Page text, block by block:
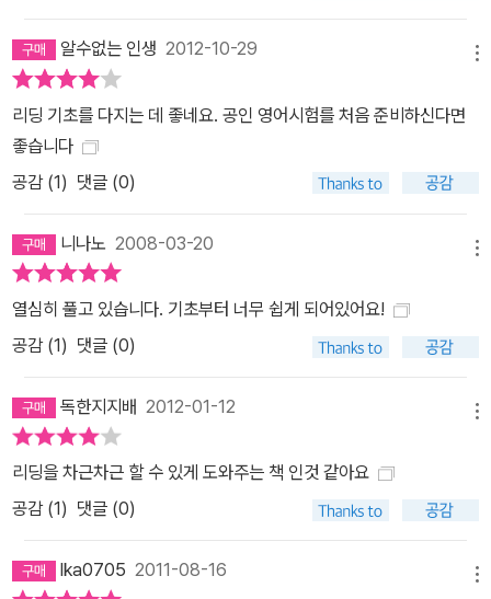
알수없는 인생 2012-10-29
리딩 기초를 다지는 데 좋네요. 공인 영어시험를 처음 준비하신다면
좋습니다
공감 (1) 댓글 (0)
니나노 2008-03-20
열심히 풀고 있습니다. 기초부터 너무 쉽게 되어있어요!
공감 (1) 댓글 (0)
독한지지배 2012-01-12
리딩을 차근차근 할 수 있게 도와주는 책 인것 같아요
공감 (1) 댓글 (0)
lka0705 2011-08-16